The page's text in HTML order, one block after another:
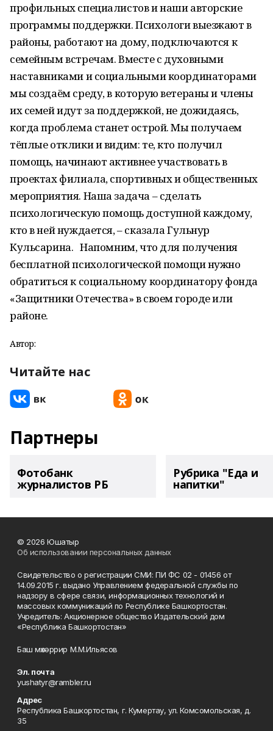
профильных специалистов и наши авторские
программы поддержки. Психологи выезжают в
районы, работают на дому, подключаются к
семейным встречам. Вместе с духовными
наставниками и социальными координаторами
мы создаём среду, в которую ветераны и члены
их семей идут за поддержкой, не дожидаясь,
когда проблема станет острой. Мы получаем
тёплые отклики и видим: те, кто получил
помощь, начинают активнее участвовать в
проектах филиала, спортивных и общественных
мероприятия. Наша задача – сделать
психологическую помощь доступной каждому,
кто в ней нуждается, – сказала Гульнур
Кульсарина. Напомним, что для получения
бесплатной психологической помощи нужно
обратиться к социальному координатору фонда
«Защитники Отечества» в своем городе или
районе.
Автор:
Читайте нас
Партнеры
Фотобанк
журналистов РБ
Рубрика "Еда и
напитки"
© 2026 Юшатыр
Об использовании персональных данных
Свидетельство о регистрации СМИ: ПИ ФС 02 - 01456 от
14.09.2015 г. выдано Управлением федеральной службы по
надзору в сфере связи, информационных технологий и
массовых коммуникаций по Республике Башкортостан.
Учредитель: Акционерное общество Издательский дом
«Республика Башкортостан»
Баш мөхәррир М.М.Ильясов
Эл. почта
yushatyr@rambler.ru
Адрес
Республика Башкортостан, г. Кумертау, ул. Комсомольская, д.
35